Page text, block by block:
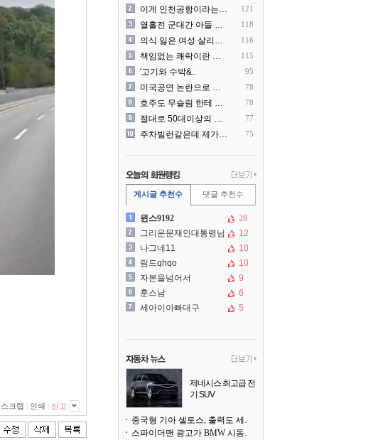
스크랩 인쇄 신고
이게 인천공항이라는게 믿겨지.. 121
열흘전 군대간 아들 소포(가.. 118
의식 잃은 여성 살리려다 성.. 116
책임없는 쾌락이란 말에 빡친.. 115
'고기와 수박&.. 95
미국공연 논란으로 지금 다시.. 78
호주도 무슬림 한테 점령 당.. 78
절대로 50대이상의 딜러를 .. 77
주차빌런같은데 제가 잘못한건.. 75
게시글 추천수 댓글 추천수
윈스9192
28
그리운문재인대통령님
12
나그네11
10
림드qhqo
10
자본을넘어서
9
훈스남
6
세아이아빠대구
5
제네시스 최고급 전
기 SUV
중국형 기아 셀토스, 출력도 세지고 27인치 초대형 디스플레이까지
스파이더맨 광고가 BMW 시동화면을 점령하다, 오너들은 불만